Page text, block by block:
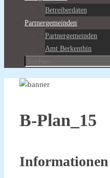
Betreiberdaten
Partnergemeinden
Partnergemeinden
Amt Berkenthin
B-Plan_15